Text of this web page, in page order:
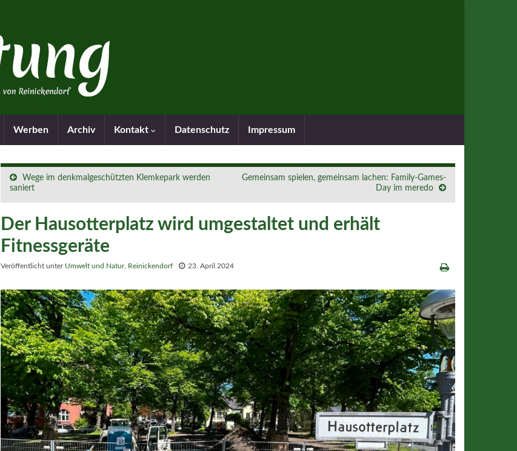
Werben Archiv Kontakt Datenschutz Impressum
Wege im denkmalgeschützten Klemkepark werden
saniert
Gemeinsam spielen, gemeinsam lachen: Family-Games-
Day im meredo
Der Hausotterplatz wird umgestaltet und erhält
Fitnessgeräte
Veröffentlicht unter Umwelt und Natur, Reinickendorf 23. April 2024